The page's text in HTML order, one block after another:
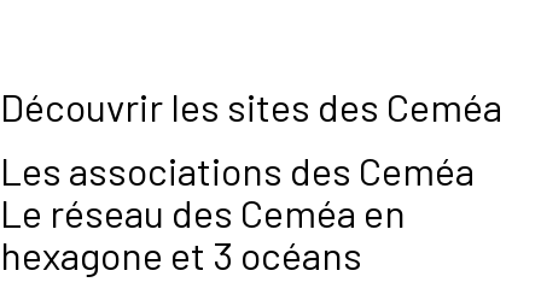
Découvrir les sites des Ceméa
Les associations des Ceméa
Le réseau des Ceméa en
hexagone et 3 océans